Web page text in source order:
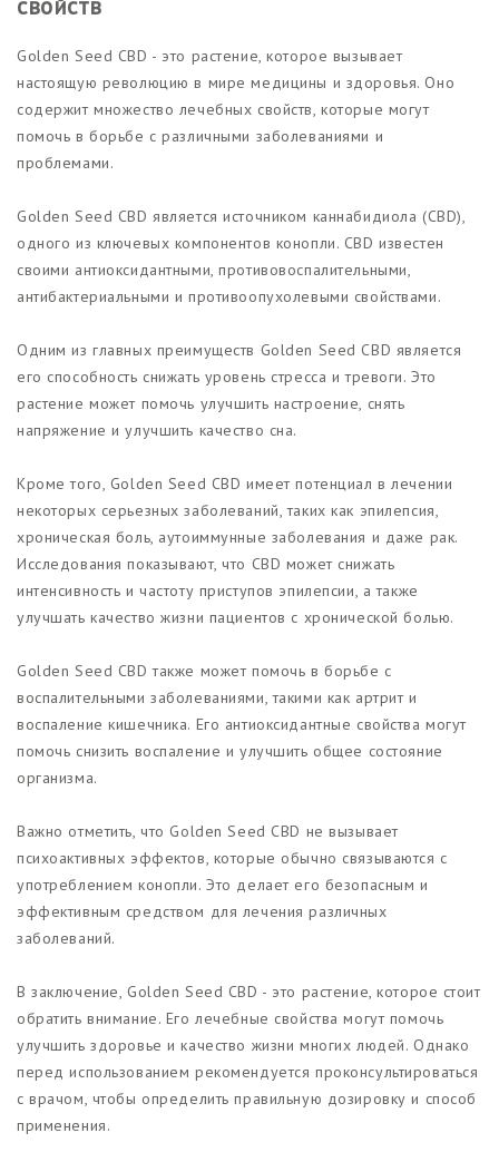
Golden Seed CBD - это растение, которое вызывает
настоящую революцию в мире медицины и здоровья. Оно
содержит множество лечебных свойств, которые могут
помочь в борьбе с различными заболеваниями и
проблемами.
Golden Seed CBD является источником каннабидиола (CBD),
одного из ключевых компонентов конопли. CBD известен
своими антиоксидантными, противовоспалительными,
антибактериальными и противоопухолевыми свойствами.
Одним из главных преимуществ Golden Seed CBD является
его способность снижать уровень стресса и тревоги. Это
растение может помочь улучшить настроение, снять
напряжение и улучшить качество сна.
Кроме того, Golden Seed CBD имеет потенциал в лечении
некоторых серьезных заболеваний, таких как эпилепсия,
хроническая боль, аутоиммунные заболевания и даже рак.
Исследования показывают, что CBD может снижать
интенсивность и частоту приступов эпилепсии, а также
улучшать качество жизни пациентов с хронической болью.
Golden Seed CBD также может помочь в борьбе с
воспалительными заболеваниями, такими как артрит и
воспаление кишечника. Его антиоксидантные свойства могут
помочь снизить воспаление и улучшить общее состояние
организма.
Важно отметить, что Golden Seed CBD не вызывает
психоактивных эффектов, которые обычно связываются с
употреблением конопли. Это делает его безопасным и
эффективным средством для лечения различных
заболеваний.
В заключение, Golden Seed CBD - это растение, которое стоит
обратить внимание. Его лечебные свойства могут помочь
улучшить здоровье и качество жизни многих людей. Однако
перед использованием рекомендуется проконсультироваться
с врачом, чтобы определить правильную дозировку и способ
применения.